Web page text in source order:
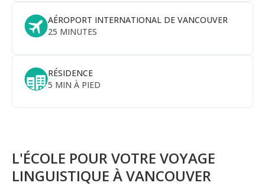
AÉROPORT INTERNATIONAL DE VANCOUVER
25 MINUTES
RÉSIDENCE
5 MIN À PIED
L'ÉCOLE POUR VOTRE VOYAGE
LINGUISTIQUE À VANCOUVER